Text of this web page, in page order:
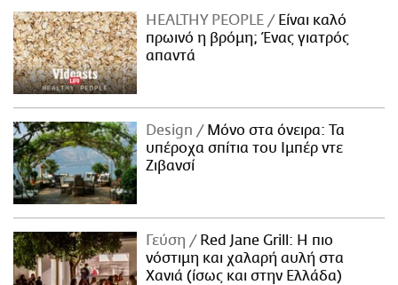
HEALTHY PEOPLE
Είναι καλό
πρωινό η βρόμη; Ένας γιατρός
απαντά
Design
Μόνο στα όνειρα: Τα
υπέροχα σπίτια του Ιμπέρ ντε
Ζιβανσί
Γεύση
Red Jane Grill: Η πιο
νόστιμη και χαλαρή αυλή στα
Χανιά (ίσως και στην Ελλάδα)